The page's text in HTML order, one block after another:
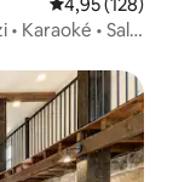
Karaoké • Salle